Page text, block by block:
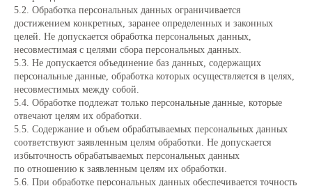
5.2. Обработка персональных данных ограничивается
достижением конкретных, заранее определенных и законных
целей. Не допускается обработка персональных данных,
несовместимая с целями сбора персональных данных.
5.3. Не допускается объединение баз данных, содержащих
персональные данные, обработка которых осуществляется в целях,
несовместимых между собой.
5.4. Обработке подлежат только персональные данные, которые
отвечают целям их обработки.
5.5. Содержание и объем обрабатываемых персональных данных
соответствуют заявленным целям обработки. Не допускается
избыточность обрабатываемых персональных данных
по отношению к заявленным целям их обработки.
5.6. При обработке персональных данных обеспечивается точность